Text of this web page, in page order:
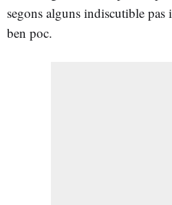
segons alguns indiscutible
ben poc.